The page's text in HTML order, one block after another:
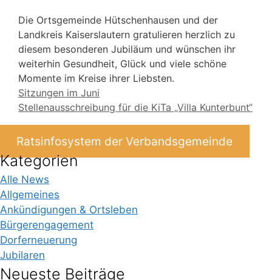
Die Ortsgemeinde Hütschenhausen und der
Landkreis Kaiserslautern gratulieren herzlich zu
diesem besonderen Jubiläum und wünschen ihr
weiterhin Gesundheit, Glück und viele schöne
Momente im Kreise ihrer Liebsten.
Sitzungen im Juni
Stellenausschreibung für die KiTa „Villa Kunterbunt“
Ratsinfosystem der Verbandsgemeinde
Kategorien
Alle News
Allgemeines
Ankündigungen & Ortsleben
Bürgerengagement
Dorferneuerung
Jubilaren
Neueste Beiträge